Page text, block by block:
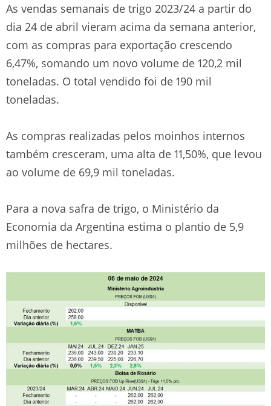
As vendas semanais de trigo 2023/24 a partir do
dia 24 de abril vieram acima da semana anterior,
com as compras para exportação crescendo
6,47%, somando um novo volume de 120,2 mil
toneladas. O total vendido foi de 190 mil
toneladas.
As compras realizadas pelos moinhos internos
também cresceram, uma alta de 11,50%, que levou
ao volume de 69,9 mil toneladas.
Para a nova safra de trigo, o Ministério da
Economia da Argentina estima o plantio de 5,9
milhões de hectares.